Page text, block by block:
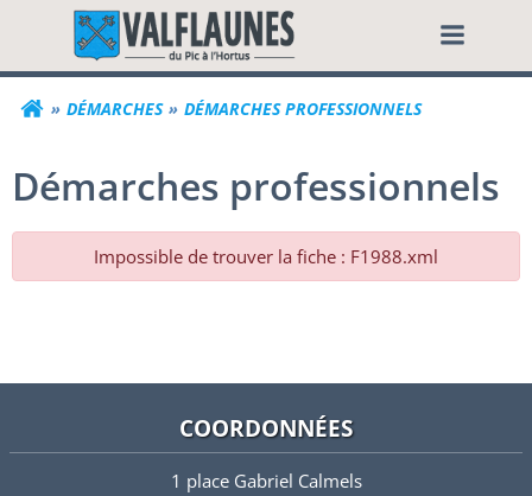
contenuCommune de
DÉMARCHES DÉMARCHES PROFESSIONNELS
Démarches professionnels
Impossible de trouver la fiche : F1988.xml
COORDONNÉES
1 place Gabriel Calmels